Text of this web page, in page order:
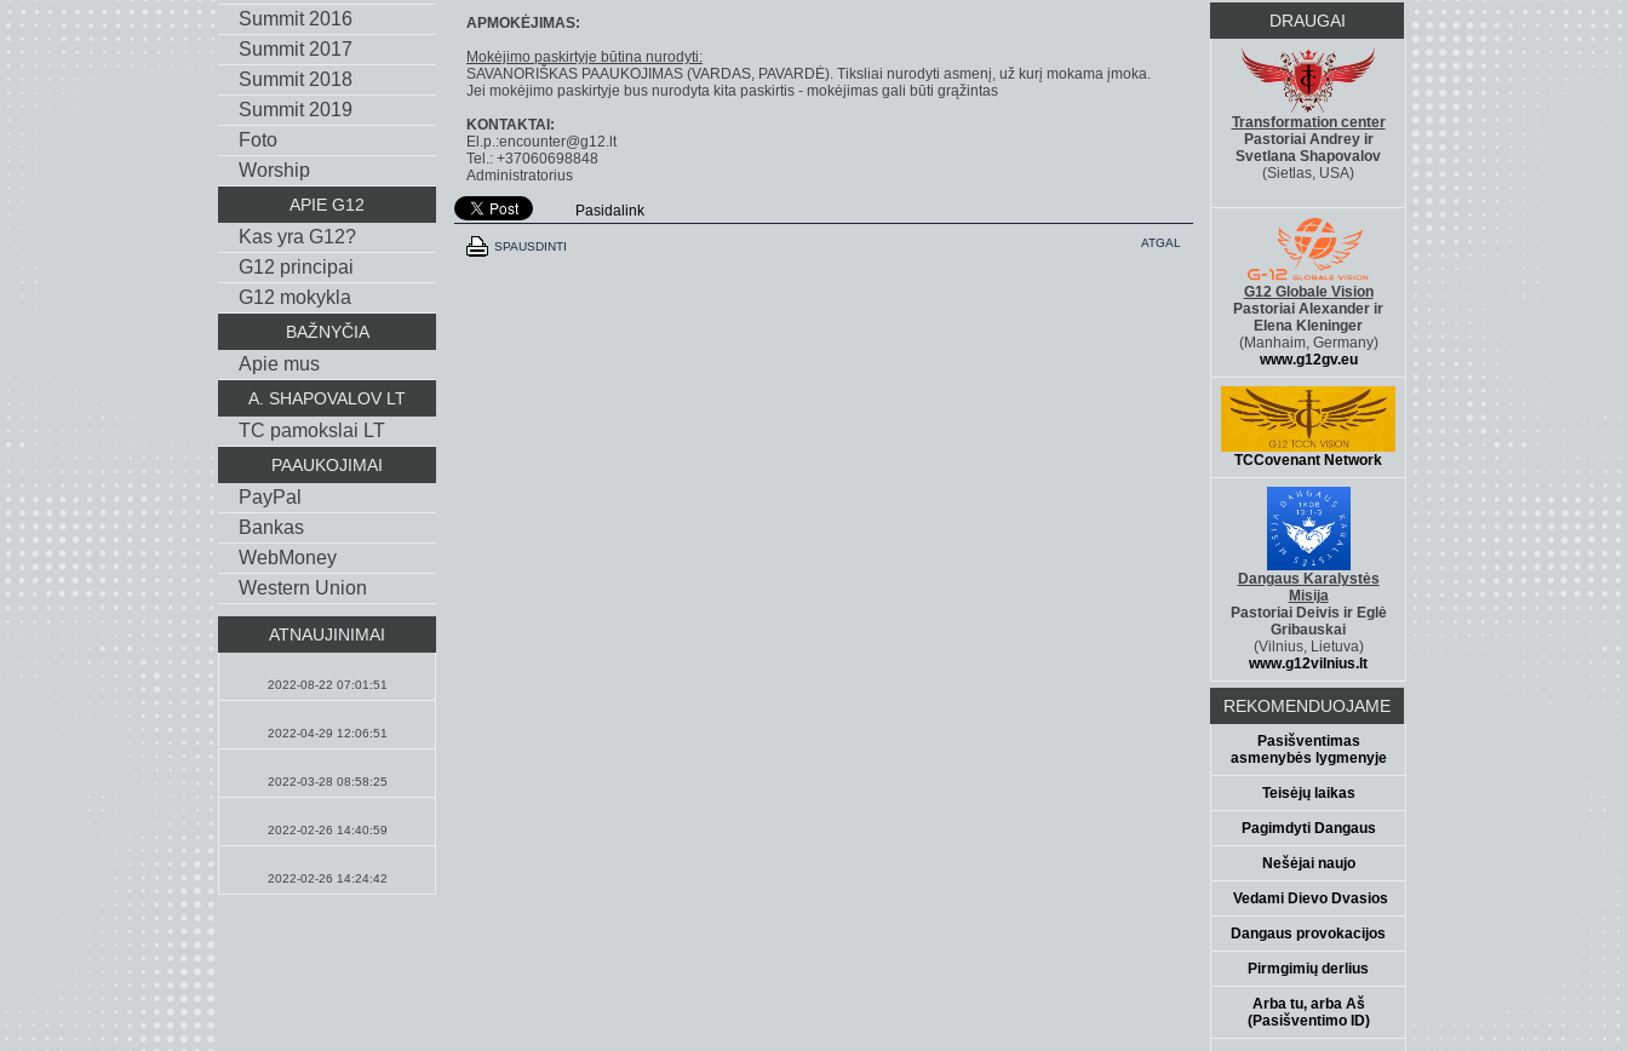
Summit 2016
Summit 2017
Summit 2018
Summit 2019
Foto
Worship
APIE G12
Kas yra G12?
G12 principai
G12 mokykla
BAŽNYČIA
Apie mus
A. SHAPOVALOV LT
TC pamokslai LT
PAAUKOJIMAI
PayPal
Bankas
WebMoney
Western Union
ATNAUJINIMAI
2022-08-22 07:01:51
2022-04-29 12:06:51
2022-03-28 08:58:25
2022-02-26 14:40:59
2022-02-26 14:24:42
APMOKĖJIMАS:
Mokėjimo paskirtyje būtina nurodyti:
SAVANORIŠKAS PAAUKOJIMAS (VARDAS, PAVARDĖ). Tiksliai nurodyti asmenį, už kurį mokama įmoka.
Jei mokėjimo paskirtyje bus nurodyta kita paskirtis - mokėjimas gali būti grąžintas
KONTAKTAI:
El.p.:encounter@g12.lt
Теl.: +37060698848
Administratorius
Pasidalink
SPAUSDINTI ATGAL
DRAUGAI
Transformation center
Pastoriai Andrey ir
Svetlana Shapovalov
(Sietlas, USA)
G12 Globale Vision
Pastoriai Alexander ir
Elena Kleninger
(Manhaim, Germany)
www.g12gv.eu
TCCovenant Network
Dangaus Karalystės
Misija
Pastoriai Deivis ir Eglė
Gribauskai
(Vilnius, Lietuva)
www.g12vilnius.lt
REKOMENDUOJAME
Pasišventimas
asmenybės lygmenyje
Teisėjų laikas
Pagimdyti Dangaus
Nešėjai naujo
Vedami Dievo Dvasios
Dangaus provokacijos
Pirmgimių derlius
Arba tu, arba Aš
(Pasišventimo ID)